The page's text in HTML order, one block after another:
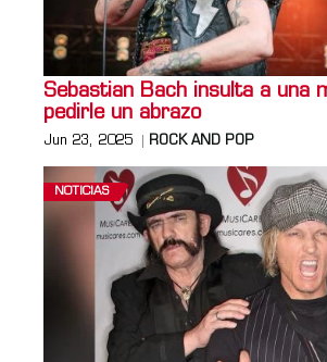
Sebastian Bach insulta a una
pedirle un abrazo
Jun 23, 2025 ROCK AND POP
NOTICIAS